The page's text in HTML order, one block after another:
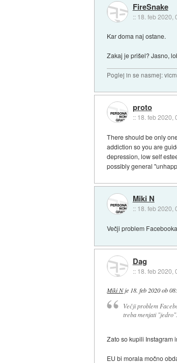
FireSnake
:: 18. feb 2020,
Kar doma naj ostane.
Zakaj je prišel? Jasno,
Poglej in se nasmej:
proto
:: 18. feb 2020,
There should be only
addiction so you are
depression, low self
possibly general
Miki N
:: 18. feb 2020,
Večji problem
Dag
:: 18. feb 2020,
Miki Nje 18. feb 2020 ob
Večji problem
treba menjati
Zato so kupili Instagram
EU bi morala močno